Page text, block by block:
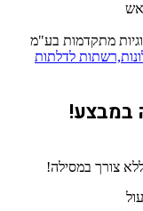
במבצע!
צורך במסילה!